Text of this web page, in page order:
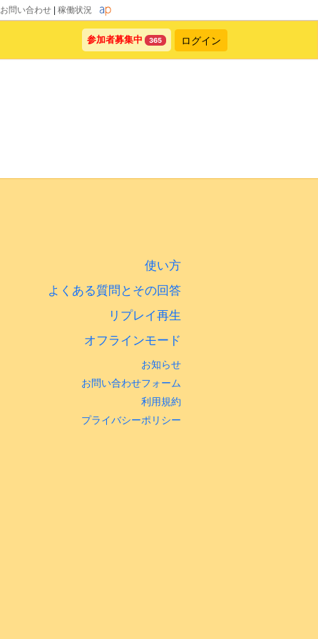
お問い合わせ 稼働状況
参加者募集中 365 ログイン
使い方
よくある質問とその回答
リプレイ再生
オフラインモード
お知らせ
お問い合わせフォーム
利用規約
プライバシーポリシー